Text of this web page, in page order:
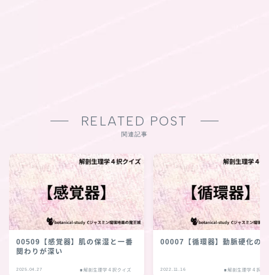
RELATED POST
関連記事
00509【感覚器】肌の保湿と一番
関わりが深い
2025.04.27 ■解剖生理学４択クイズ
00007【循環器】動脈硬化の
2022.11.16 ■解剖生理学４択ク